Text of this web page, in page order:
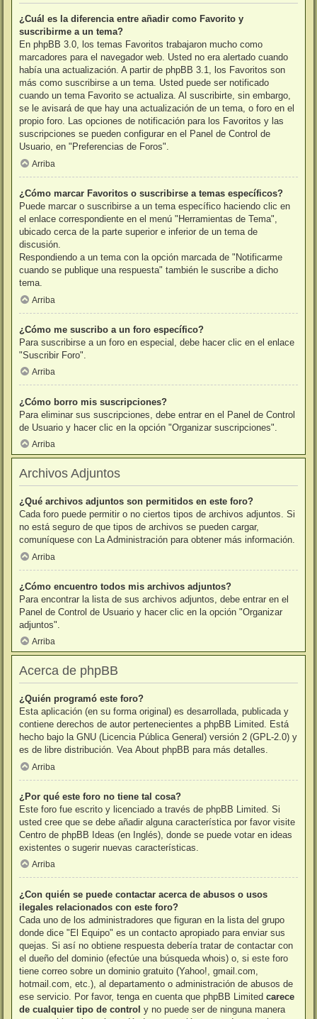
¿Cuál es la diferencia entre añadir como Favorito y
suscribirme a un tema?
En phpBB 3.0, los temas Favoritos trabajaron mucho como
marcadores para el navegador web. Usted no era alertado cuando
había una actualización. A partir de phpBB 3.1, los Favoritos son
más como suscribirse a un tema. Usted puede ser notificado
cuando un tema Favorito se actualiza. Al suscribirte, sin embargo,
se le avisará de que hay una actualización de un tema, o foro en el
propio foro. Las opciones de notificación para los Favoritos y las
suscripciones se pueden configurar en el Panel de Control de
Usuario, en "Preferencias de Foros".
Arriba
¿Cómo marcar Favoritos o suscribirse a temas específicos?
Puede marcar o suscribirse a un tema específico haciendo clic en
el enlace correspondiente en el menú "Herramientas de Tema",
ubicado cerca de la parte superior e inferior de un tema de
discusión.
Respondiendo a un tema con la opción marcada de "Notificarme
cuando se publique una respuesta" también le suscribe a dicho
tema.
Arriba
¿Cómo me suscribo a un foro específico?
Para suscribirse a un foro en especial, debe hacer clic en el enlace
"Suscribir Foro".
Arriba
¿Cómo borro mis suscripciones?
Para eliminar sus suscripciones, debe entrar en el Panel de Control
de Usuario y hacer clic en la opción "Organizar suscripciones".
Arriba
Archivos Adjuntos
¿Qué archivos adjuntos son permitidos en este foro?
Cada foro puede permitir o no ciertos tipos de archivos adjuntos. Si
no está seguro de que tipos de archivos se pueden cargar,
comuníquese con La Administración para obtener más información.
Arriba
¿Cómo encuentro todos mis archivos adjuntos?
Para encontrar la lista de sus archivos adjuntos, debe entrar en el
Panel de Control de Usuario y hacer clic en la opción "Organizar
adjuntos".
Arriba
Acerca de phpBB
¿Quién programó este foro?
Esta aplicación (en su forma original) es desarrollada, publicada y
contiene derechos de autor pertenecientes a phpBB Limited. Está
hecho bajo la GNU (Licencia Pública General) versión 2 (GPL-2.0) y
es de libre distribución. Vea About phpBB para más detalles.
Arriba
¿Por qué este foro no tiene tal cosa?
Este foro fue escrito y licenciado a través de phpBB Limited. Si
usted cree que se debe añadir alguna característica por favor visite
Centro de phpBB Ideas (en Inglés), donde se puede votar en ideas
existentes o sugerir nuevas características.
Arriba
¿Con quién se puede contactar acerca de abusos o usos
ilegales relacionados con este foro?
Cada uno de los administradores que figuran en la lista del grupo
donde dice "El Equipo" es un contacto apropiado para enviar sus
quejas. Si así no obtiene respuesta debería tratar de contactar con
el dueño del dominio (efectúe una búsqueda whois) o, si este foro
tiene correo sobre un dominio gratuito (Yahoo!, gmail.com,
hotmail.com, etc.), al departamento o administración de abusos de
ese servicio. Por favor, tenga en cuenta que phpBB Limited carece
de cualquier tipo de control y no puede ser de ninguna manera